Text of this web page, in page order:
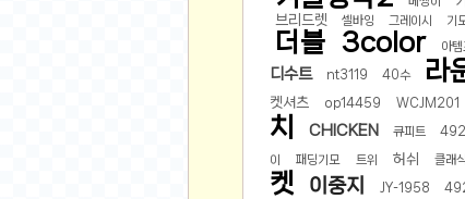
특가 휴대폰
오프라인 특가
인증샷
맛집 인증샷
먹거리 인증샷
브리드렛 셀바잉 그레이시 기
더블 3color 아템
디수트
nt3119 40수 라
켓셔츠
op14459 WCJM201
치
CHICKEN 큐피트
이 패딩기모 트위 허쉬 클래
켓
이중지 JY-1958